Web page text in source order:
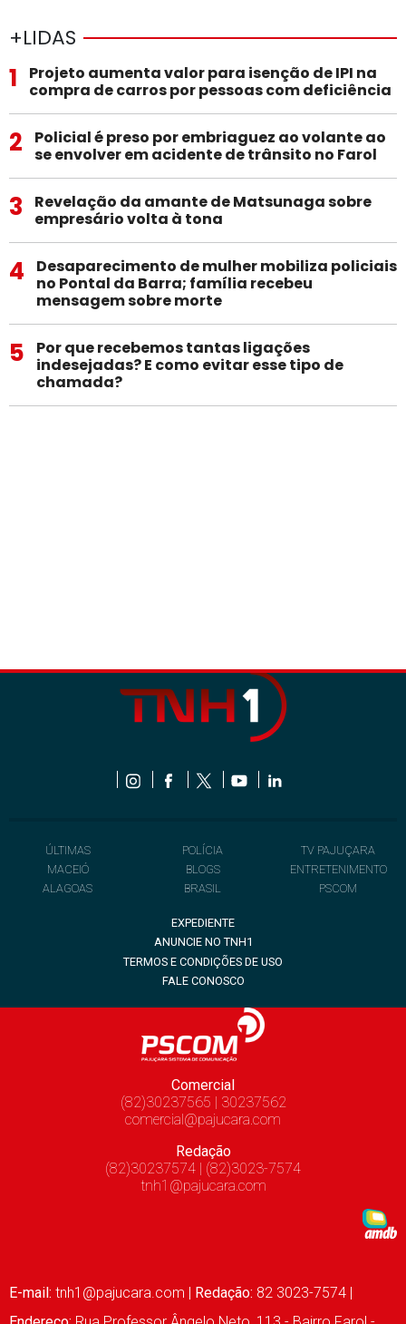
+LIDAS
1
Projeto aumenta valor para isenção de IPI na
compra de carros por pessoas com deficiência
2
Policial é preso por embriaguez ao volante ao
se envolver em acidente de trânsito no Farol
3
Revelação da amante de Matsunaga sobre
empresário volta à tona
4
Desaparecimento de mulher mobiliza policiais
no Pontal da Barra; família recebeu
mensagem sobre morte
5
Por que recebemos tantas ligações
indesejadas? E como evitar esse tipo de
chamada?
ÚLTIMAS
MACEIÓ
ALAGOAS
POLÍCIA
BLOGS
BRASIL
TV PAJUÇARA
ENTRETENIMENTO
PSCOM
EXPEDIENTE
ANUNCIE NO TNH1
TERMOS E CONDIÇÕES DE USO
FALE CONOSCO
Comercial
(82)30237565 | 30237562
comercial@pajucara.com
Redação
(82)30237574 | (82)3023-7574
tnh1@pajucara.com
E-mail: tnh1@pajucara.com | Redação: 82 3023-7574 |